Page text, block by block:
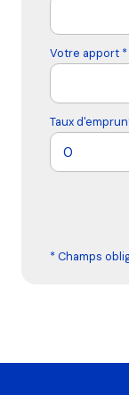
Votre apport *
Taux
* Champs